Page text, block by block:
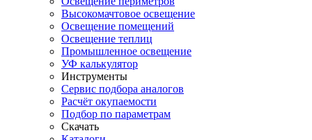
Высокомачтовое освещение
Освещение помещений
Освещение теплиц
Промышленное освещение
УФ калькулятор
Инструменты
Сервис подбора аналогов
Расчёт окупаемости
Подбор по параметрам
Скачать